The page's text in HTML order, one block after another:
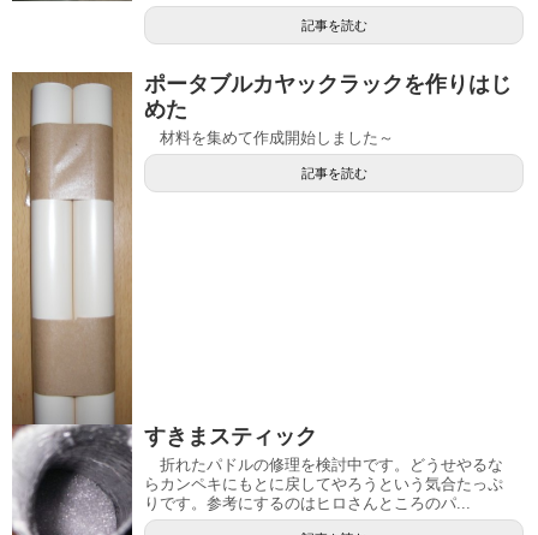
記事を読む
ポータブルカヤックラックを作りはじ
めた
材料を集めて作成開始しました～
記事を読む
すきまスティック
折れたパドルの修理を検討中です。どうせやるな
らカンペキにもとに戻してやろうという気合たっぷ
りです。参考にするのはヒロさんところのパ...